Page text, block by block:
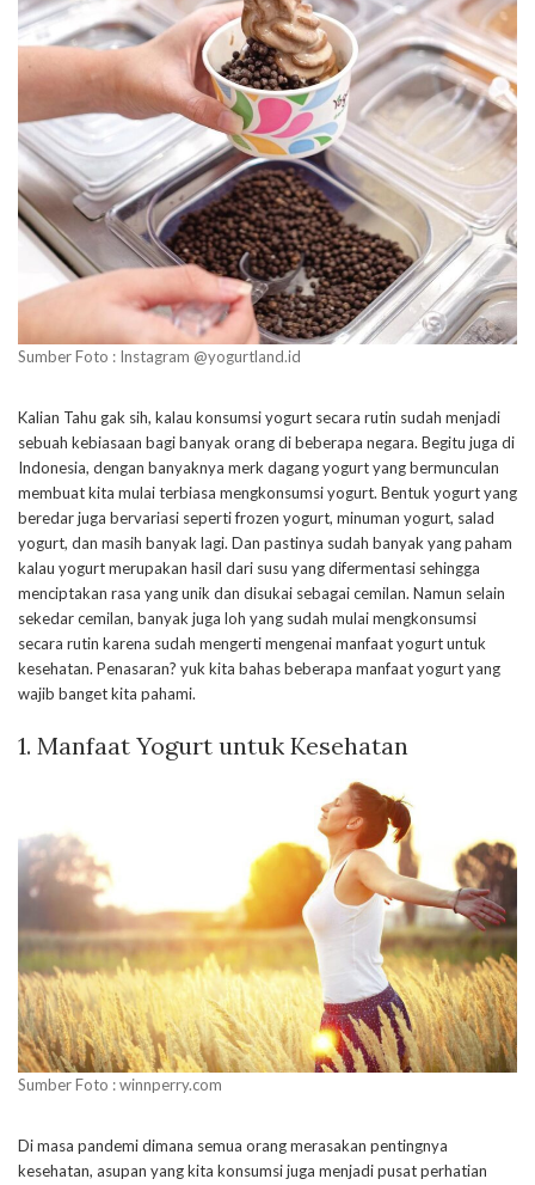
Sumber Foto : Instagram @yogurtland.id
Kalian Tahu gak sih, kalau konsumsi yogurt secara rutin sudah menjadi
sebuah kebiasaan bagi banyak orang di beberapa negara. Begitu juga di
Indonesia, dengan banyaknya merk dagang yogurt yang bermunculan
membuat kita mulai terbiasa mengkonsumsi yogurt. Bentuk yogurt yang
beredar juga bervariasi seperti frozen yogurt, minuman yogurt, salad
yogurt, dan masih banyak lagi. Dan pastinya sudah banyak yang paham
kalau yogurt merupakan hasil dari susu yang difermentasi sehingga
menciptakan rasa yang unik dan disukai sebagai cemilan. Namun selain
sekedar cemilan, banyak juga loh yang sudah mulai mengkonsumsi
secara rutin karena sudah mengerti mengenai manfaat yogurt untuk
kesehatan. Penasaran? yuk kita bahas beberapa manfaat yogurt yang
wajib banget kita pahami.
1. Manfaat Yogurt untuk Kesehatan
Sumber Foto : winnperry.com
Di masa pandemi dimana semua orang merasakan pentingnya
kesehatan, asupan yang kita konsumsi juga menjadi pusat perhatian